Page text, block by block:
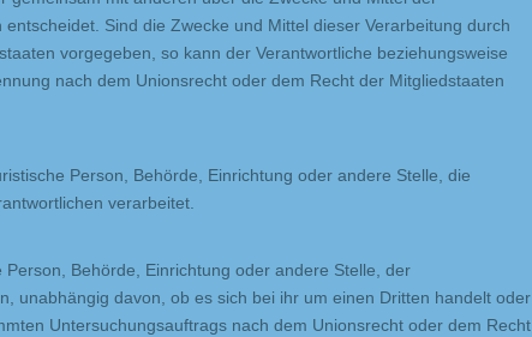
Sind die Zwecke und Mittel dieser Verarbeitung durch
vorgegeben, so kann der Verantwortliche beziehungsweise
nach dem Unionsrecht oder dem Recht der Mitgliedstaaten
Person, Behörde, Einrichtung oder andere Stelle, die
verarbeitet.
Behörde, Einrichtung oder andere Stelle, der
unabhängig davon, ob es sich bei ihr um einen Dritten handelt oder
Untersuchungsauftrags nach dem Unionsrecht oder dem Recht